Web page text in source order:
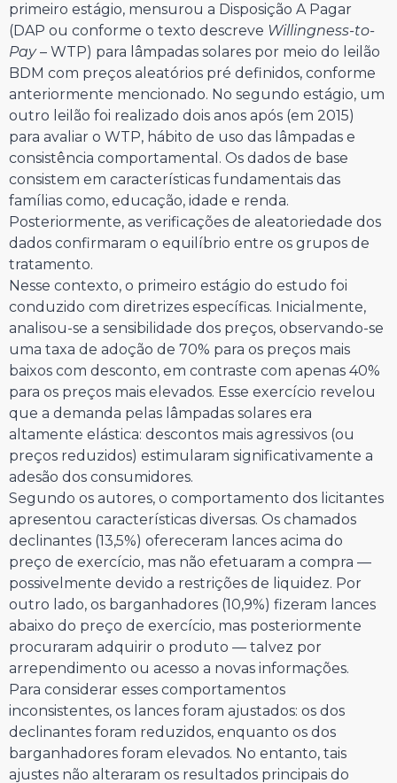
primeiro estágio, mensurou a Disposição A Pagar
(DAP ou conforme o texto descreve Willingness-to-
Pay– WTP) para lâmpadas solares por meio do leilão
BDM com preços aleatórios pré definidos, conforme
anteriormente mencionado. No segundo estágio, um
outro leilão foi realizado dois anos após (em 2015)
para avaliar o WTP, hábito de uso das lâmpadas e
consistência comportamental. Os dados de base
consistem em características fundamentais das
famílias como, educação, idade e renda.
Posteriormente, as verificações de aleatoriedade dos
dados confirmaram o equilíbrio entre os grupos de
tratamento.
Nesse contexto, o primeiro estágio do estudo foi
conduzido com diretrizes específicas. Inicialmente,
analisou-se a sensibilidade dos preços, observando-se
uma taxa de adoção de 70% para os preços mais
baixos com desconto, em contraste com apenas 40%
para os preços mais elevados. Esse exercício revelou
que a demanda pelas lâmpadas solares era
altamente elástica: descontos mais agressivos (ou
preços reduzidos) estimularam significativamente a
adesão dos consumidores.
Segundo os autores, o comportamento dos licitantes
apresentou características diversas. Os chamados
declinantes (13,5%) ofereceram lances acima do
preço de exercício, mas não efetuaram a compra —
possivelmente devido a restrições de liquidez. Por
outro lado, os barganhadores (10,9%) fizeram lances
abaixo do preço de exercício, mas posteriormente
procuraram adquirir o produto — talvez por
arrependimento ou acesso a novas informações.
Para considerar esses comportamentos
inconsistentes, os lances foram ajustados: os dos
declinantes foram reduzidos, enquanto os dos
barganhadores foram elevados. No entanto, tais
ajustes não alteraram os resultados principais do